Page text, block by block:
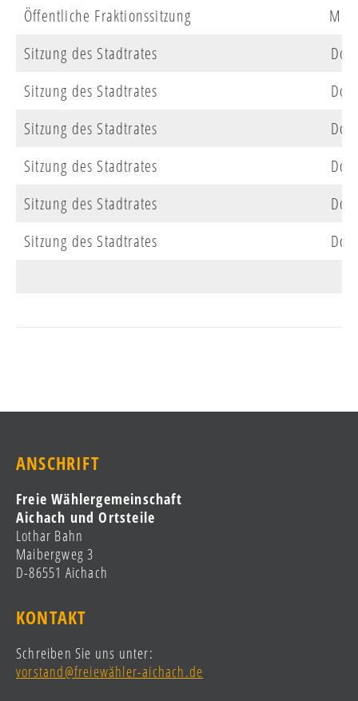
Öffentliche Fraktionssitzung
Mo
Sitzung des Stadtrates
Do
Sitzung des Stadtrates
Do
Sitzung des Stadtrates
Do
Sitzung des Stadtrates
Do
Sitzung des Stadtrates
Do
Sitzung des Stadtrates
Do
ANSCHRIFT
Freie Wählergemeinschaft
Aichach und Ortsteile
Lothar Bahn
Maibergweg 3
D-86551 Aichach
KONTAKT
Schreiben Sie uns unter:
vorstand@freiewähler-aichach.de